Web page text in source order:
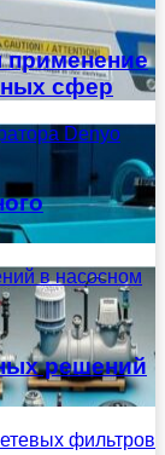
применение
сфер
Denyo
в насосном
решений
фильтров